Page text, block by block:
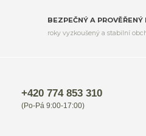
BEZPEČNÝ A PROVĚŘENÝ
roky vyzkoušený a stabilní
+420 774 853 310
(Po-Pá 9:00-17:00)